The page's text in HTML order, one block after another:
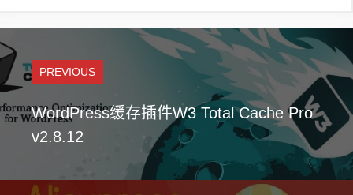
PREVIOUS
WordPress缓存插件W3 Total Cache Pro
v2.8.12